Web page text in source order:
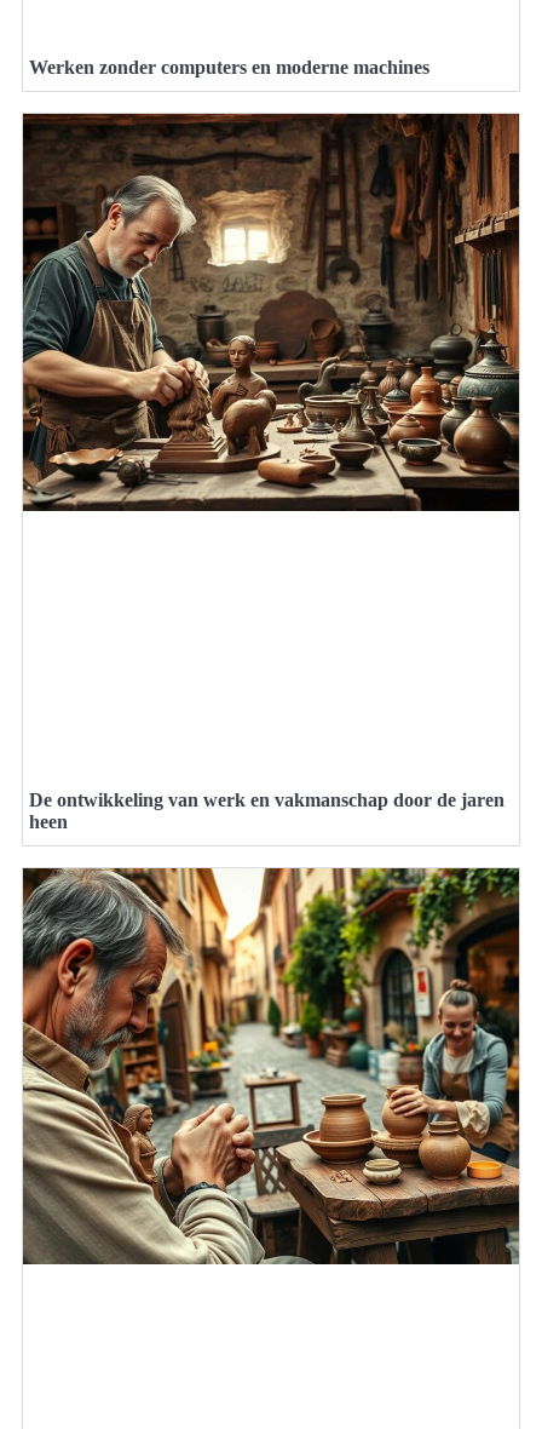
Werken zonder computers en moderne machines
De ontwikkeling van werk en vakmanschap door de jaren
heen